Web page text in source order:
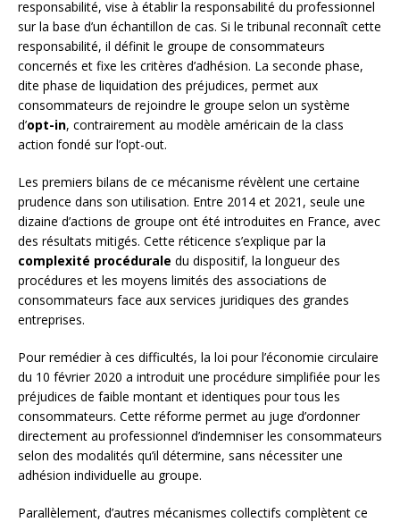
responsabilité, vise à établir la responsabilité du professionnel
sur la base d’un échantillon de cas. Si le tribunal reconnaît cette
responsabilité, il définit le groupe de consommateurs
concernés et fixe les critères d’adhésion. La seconde phase,
dite phase de liquidation des préjudices, permet aux
consommateurs de rejoindre le groupe selon un système
d’opt-in, contrairement au modèle américain de la class
action fondé sur l’opt-out.
Les premiers bilans de ce mécanisme révèlent une certaine
prudence dans son utilisation. Entre 2014 et 2021, seule une
dizaine d’actions de groupe ont été introduites en France, avec
des résultats mitigés. Cette réticence s’explique par la
complexité procédurale du dispositif, la longueur des
procédures et les moyens limités des associations de
consommateurs face aux services juridiques des grandes
entreprises.
Pour remédier à ces difficultés, la loi pour l’économie circulaire
du 10 février 2020 a introduit une procédure simplifiée pour les
préjudices de faible montant et identiques pour tous les
consommateurs. Cette réforme permet au juge d’ordonner
directement au professionnel d’indemniser les consommateurs
selon des modalités qu’il détermine, sans nécessiter une
adhésion individuelle au groupe.
Parallèlement, d’autres mécanismes collectifs complètent ce